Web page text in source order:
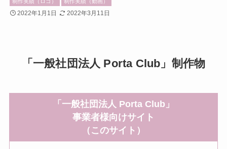
2022年1月1日 2022年3月11日
「一般社団法人 Porta Club」制作物
「一般社団法人 Porta Club」
事業者様向けサイト
（このサイト）